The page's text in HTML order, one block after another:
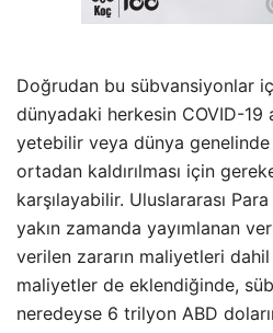
Doğrudan bu sübvansiyonlar
dünyadaki herkesin COVID-19
yetebilir veya dünya genelinde
ortadan kaldırılması için
karşılayabilir. Uluslararası
yakın zamanda yayımlanan
verilen zararın maliyetleri
maliyetler de eklendiğinde,
neredeyse 6 trilyon ABD